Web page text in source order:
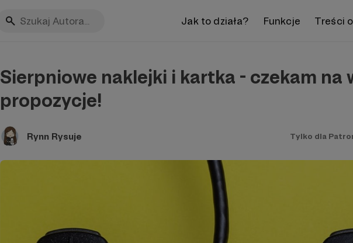
Jak to działa? Funkcje Treści
Sierpniowe naklejki i kartka - czekam na
propozycje!
Rynn Rysuje Tylko dla